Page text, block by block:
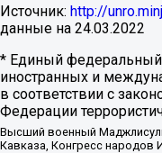
Источник: http://
данные на 24.03.2022
* Единый федеральный
иностранных и
в соответствии с
Федерации
Высший военный
Кавказа, Конгресс народов